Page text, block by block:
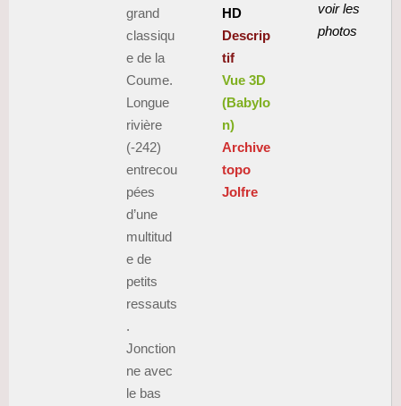
grand
classiqu
e de la
Coume.
Longue
rivière
(-242)
entrecou
pées
d’une
multitud
e de
petits
ressauts
.
Jonction
ne avec
le bas
HD
Descrip
tif
Vue 3D
(Babylo
n)
Archive
topo
Jolfre
voir les
photos